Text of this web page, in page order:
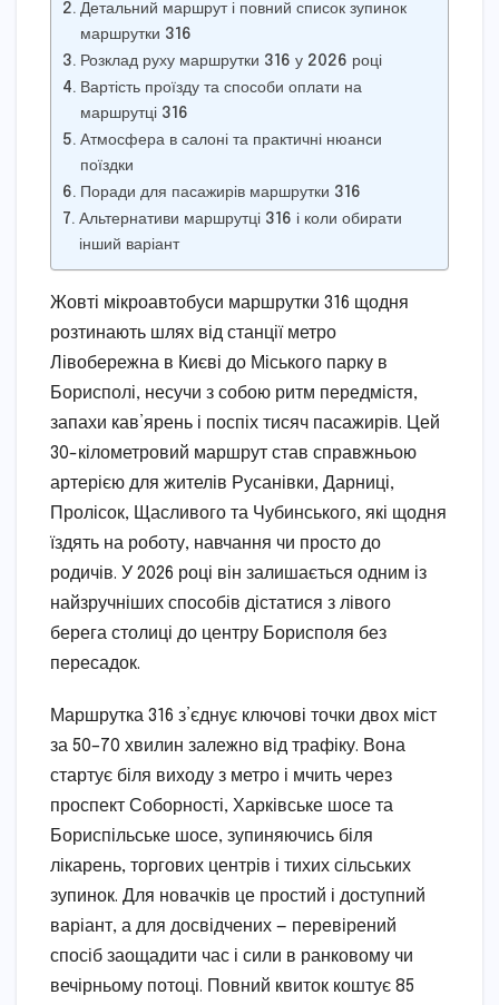
Детальний маршрут і повний список зупинок
маршрутки 316
Розклад руху маршрутки 316 у 2026 році
Вартість проїзду та способи оплати на
маршрутці 316
Атмосфера в салоні та практичні нюанси
поїздки
Поради для пасажирів маршрутки 316
Альтернативи маршрутці 316 і коли обирати
інший варіант
Жовті мікроавтобуси маршрутки 316 щодня
розтинають шлях від станції метро
Лівобережна в Києві до Міського парку в
Борисполі, несучи з собою ритм передмістя,
запахи кав’ярень і поспіх тисяч пасажирів. Цей
30-кілометровий маршрут став справжньою
артерією для жителів Русанівки, Дарниці,
Пролісок, Щасливого та Чубинського, які щодня
їздять на роботу, навчання чи просто до
родичів. У 2026 році він залишається одним із
найзручніших способів дістатися з лівого
берега столиці до центру Борисполя без
пересадок.
Маршрутка 316 з’єднує ключові точки двох міст
за 50–70 хвилин залежно від трафіку. Вона
стартує біля виходу з метро і мчить через
проспект Соборності, Харківське шосе та
Бориспільське шосе, зупиняючись біля
лікарень, торгових центрів і тихих сільських
зупинок. Для новачків це простий і доступний
варіант, а для досвідчених — перевірений
спосіб заощадити час і сили в ранковому чи
вечірньому потоці. Повний квиток коштує 85